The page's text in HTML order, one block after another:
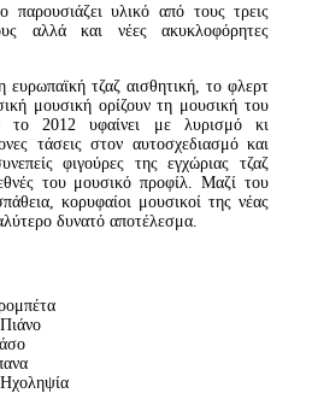
υλικό από τους τρεις
αλλά και νέες ακυκλοφόρητες
ευρωπαϊκή τζαζ αισθητική, το φλερτ
μουσική ορίζουν τη μουσική του
το 2012 υφαίνει με λυρισμό κι
τάσεις στον αυτοσχεδιασμό και
φιγούρες της εγχώριας τζαζ
του μουσικό προφίλ. Μαζί του
κορυφαίοι μουσικοί της νέας
δυνατό αποτέλεσμα.